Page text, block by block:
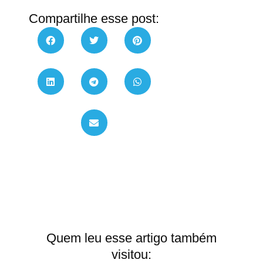
Compartilhe esse post:
Quem leu esse artigo também
visitou: